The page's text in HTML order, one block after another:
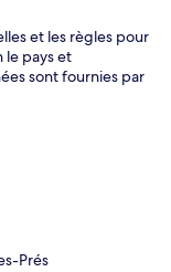
et les règles pour
le pays et
sont fournies par
Prés